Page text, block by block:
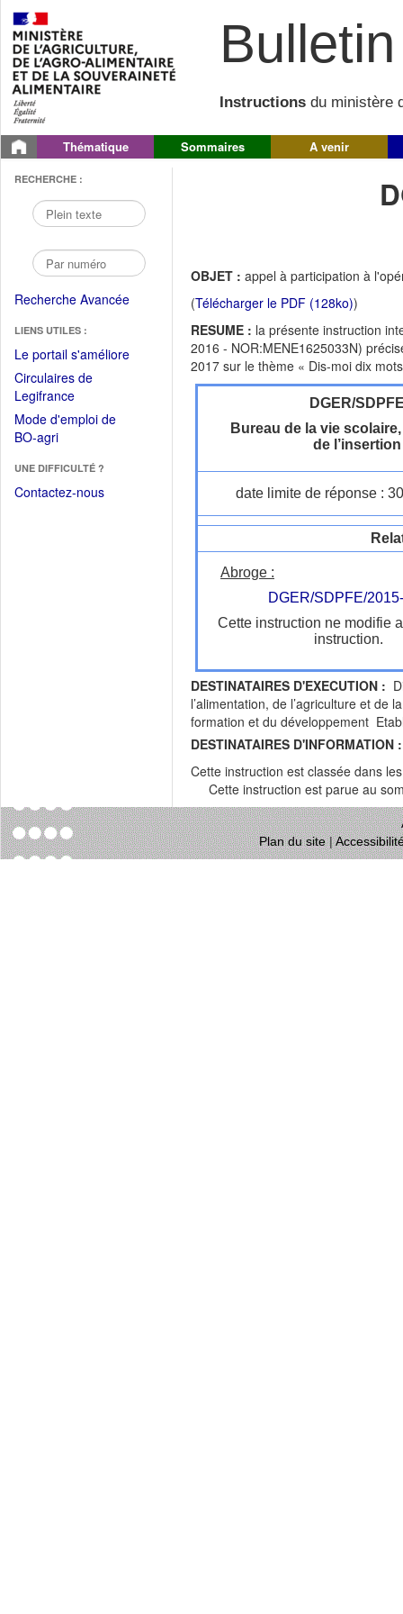
Instructions du ministère
Thématique Sommaires A venir
RECHERCHE :
Recherche Avancée
LIENS UTILES :
Le portail s'améliore(Fichier
Circulaires de
Legifrance(Ouvrir
dans
une
fenêtre)
Mode d'emploi de
BO-agri(Ouvrir
une
nouvelle
UNE DIFFICULTÉ ?
Contactez-nous
OBJET : appel à participation à
(Télécharger le PDF (128ko))
RESUME : la présente instruction
2016 - NOR:MENE1625033N)
2017 sur le thème « Dis-moi dix
DGER/
Bureau de la vie
de l’insertion
date limite de réponse :
Abroge :
DGER/SDPFE/
Cette instruction ne modifie
instruction.
DESTINATAIRES D'EXECUTION :
l’alimentation, de l’agriculture et
formation et du développement
DESTINATAIRES D'INFORMATION :
Cette instruction est classée dans
Cette instruction est parue au
Plan du site|